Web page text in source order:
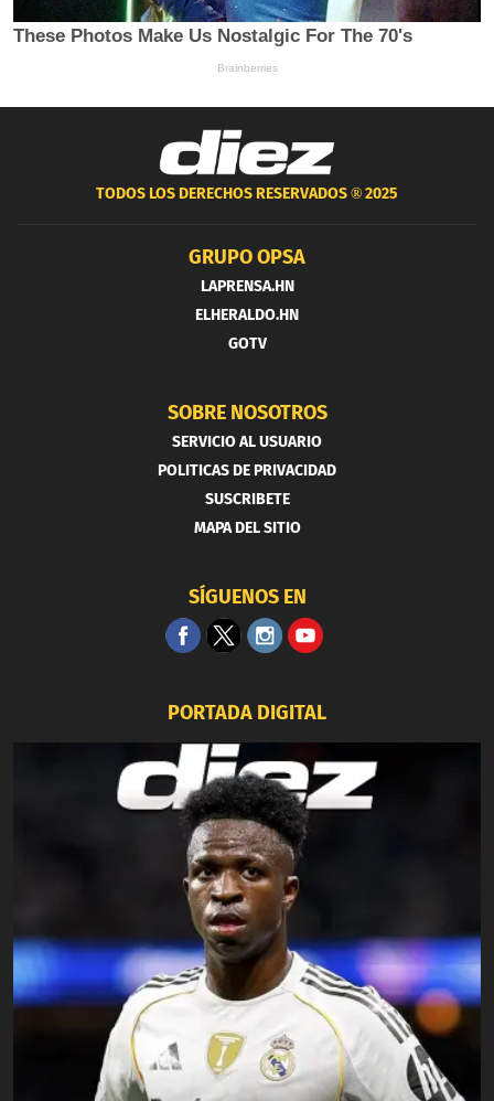
TODOS LOS DERECHOS RESERVADOS ®2025
GRUPO OPSA
LAPRENSA.HN
ELHERALDO.HN
GOTV
SOBRE NOSOTROS
SERVICIO AL USUARIO
POLITICAS DE PRIVACIDAD
SUSCRIBETE
MAPA DEL SITIO
SÍGUENOS EN
PORTADA DIGITAL